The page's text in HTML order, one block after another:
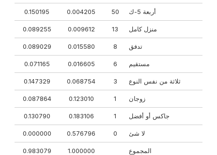
أربعة 5-ك 50
0.004205
0.150195
منزل كامل 13
0.009612
0.089255
تدفق 0.015580
0.089029
مستقيم 0.016605
0.071165
ثلاثة من نفس النوع 0.068754
0.147329
زوجان 0.123010
0.087864
جاكس أو أفضل 0.183106
0.130790
لا شئ 0.576796
0.000000
المجموع 1.000000
0.983079